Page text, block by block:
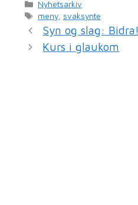
c
e
b
ai
l
k
e
dI
Kategorier
Nyhetsarkiv
Stikkord
meny, svaksynte
Syn og slag: Bidra!
Kurs i glaukom